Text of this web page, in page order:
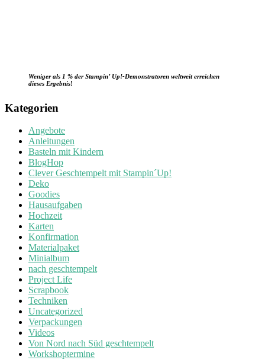
Weniger als 1 % der Stampin’ Up!-Demonstratoren weltweit erreichen
dieses Ergebnis!
Kategorien
Angebote
Anleitungen
Basteln mit Kindern
BlogHop
Clever Geschtempelt mit Stampin´Up!
Deko
Goodies
Hausaufgaben
Hochzeit
Karten
Konfirmation
Materialpaket
Minialbum
nach geschtempelt
Project Life
Scrapbook
Techniken
Uncategorized
Verpackungen
Videos
Von Nord nach Süd geschtempelt
Workshoptermine